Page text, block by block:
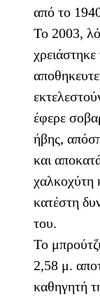
από το
Το 2003,
έφερε
ήβης,
και
κατέστη
του.
Το
2,58 μ.
καθηγητή